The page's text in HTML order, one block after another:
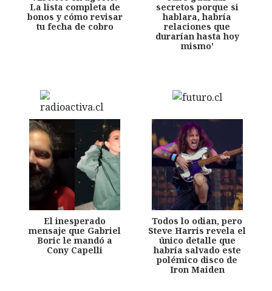
La lista completa de
bonos y cómo revisar
tu fecha de cobro
secretos porque si
hablara, habría
relaciones que
durarían hasta hoy
mismo'
El inesperado
mensaje que Gabriel
Boric le mandó a
Cony Capelli
Todos lo odian, pero
Steve Harris revela el
único detalle que
habría salvado este
polémico disco de
Iron Maiden